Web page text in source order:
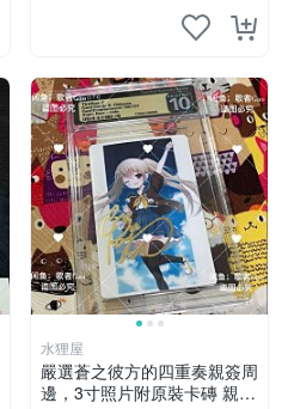
水狸屋
嚴選蒼之彼方的四重奏親簽周
邊，3寸照片附原裝卡磚 親簽